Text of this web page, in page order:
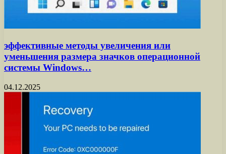
эффективные методы увеличения или
уменьшения размера значков операционной
системы Windows…
04.12.2025